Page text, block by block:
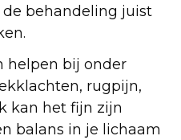
de behandeling juist
helpen bij onder
rugpijn,
kan het fijn zijn
balans in je lichaam